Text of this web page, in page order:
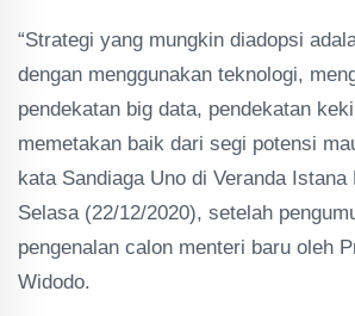
“Strategi yang mungkin diadopsi
dengan menggunakan teknologi,
pendekatan big data, pendekatan
memetakan baik dari segi potensi
kata Sandiaga Uno di Veranda
Selasa (22/12/2020), setelah
pengenalan calon menteri baru oleh
Widodo.